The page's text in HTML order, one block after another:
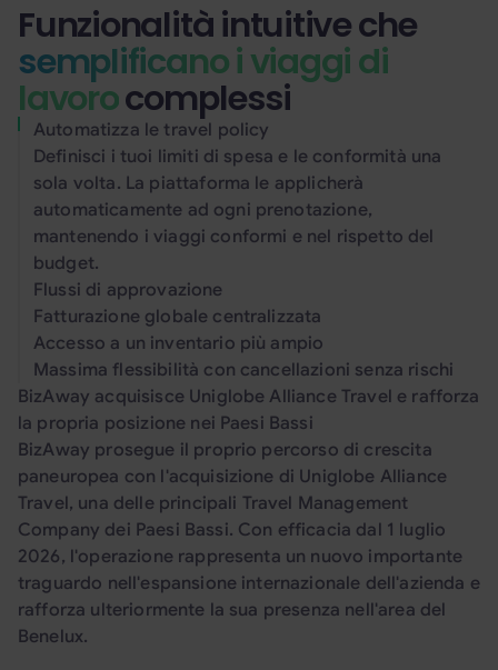
Funzionalità intuitive che
semplificano i viaggi di
lavorocomplessi
Automatizza le travel policy
Definisci i tuoi limiti di spesa e le conformità una
sola volta. La piattaforma le applicherà
automaticamente ad ogni prenotazione,
mantenendo i viaggi conformi e nel rispetto del
budget.
Flussi di approvazione
Fatturazione globale centralizzata
Accesso a un inventario più ampio
Massima flessibilità con cancellazioni senza rischi
BizAway acquisisce Uniglobe Alliance Travel e rafforza
la propria posizione nei Paesi Bassi
BizAway prosegue il proprio percorso di crescita
paneuropea con l'acquisizione di Uniglobe Alliance
Travel, una delle principali Travel Management
Company dei Paesi Bassi. Con efficacia dal 1 luglio
2026, l'operazione rappresenta un nuovo importante
traguardo nell'espansione internazionale dell'azienda e
rafforza ulteriormente la sua presenza nell'area del
Benelux.